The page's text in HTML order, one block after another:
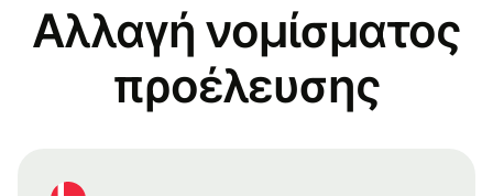
Αλλαγή νομίσματος
προέλευσης